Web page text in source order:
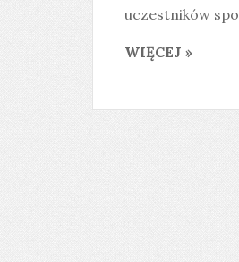
uczestników
WIĘCEJ »